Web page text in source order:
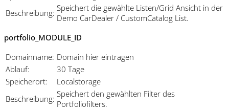
Beschreibung: Speichert die gewählte Listen/Grid Ansicht in der
Demo CarDealer / CustomCatalog List.
portfolio_MODULE_ID
Domainname: Domain hier eintragen
Ablauf:
30 Tage
Speicherort:
Localstorage
Beschreibung: Speichert den gewählten Filter des
Portfoliofilters.